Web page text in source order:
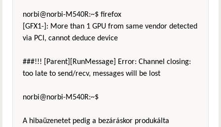
norbi@norbi-M540R:~$ firefox
[GFX1-]: More than 1 GPU from same vendor detected
via PCI, cannot deduce device
###!!! [Parent][RunMessage] Error: Channel closing:
too late to send/recv, messages will be lost
norbi@norbi-M540R:~$
A hibaüzenetet pedig a bezáráskor produkálta